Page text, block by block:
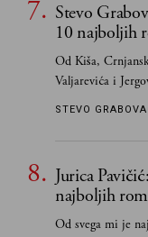
poznavale
Stevo
10 najboljih
Od Kiša,
Valjarevića i
STEVO
Jurica
najboljih
Od svega mi je